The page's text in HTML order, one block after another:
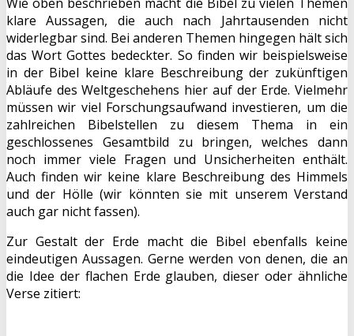
klare Aussagen, die auch nach Jahrtausenden nicht
widerlegbar sind. Bei anderen Themen hingegen hält sich
das Wort Gottes bedeckter. So finden wir beispielsweise
in der Bibel keine klare Beschreibung der zukünftigen
Abläufe des Weltgeschehens hier auf der Erde. Vielmehr
müssen wir viel Forschungsaufwand investieren, um die
zahlreichen Bibelstellen zu diesem Thema in ein
geschlossenes Gesamtbild zu bringen, welches dann
noch immer viele Fragen und Unsicherheiten enthält.
Auch finden wir keine klare Beschreibung des Himmels
und der Hölle (wir könnten sie mit unserem Verstand
auch gar nicht fassen).
Zur Gestalt der Erde macht die Bibel ebenfalls keine
eindeutigen Aussagen. Gerne werden von denen, die an
die Idee der flachen Erde glauben, dieser oder ähnliche
Verse zitiert: